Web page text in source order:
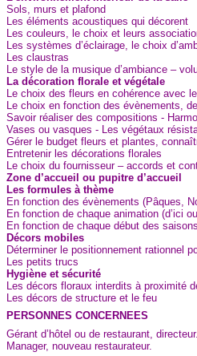
Sols, murs et plafond
Les éléments acoustiques qui décorent
Les couleurs, le choix et leurs
Les systèmes d’éclairage, le choix
Les claustras
Le style de la musique d’ambiance –
La décoration florale et végétale
Le choix des fleurs en cohérence avec
Le choix en fonction des évènements,
Savoir réaliser des compositions -
Vases ou vasques - Les végétaux
Gérer le budget fleurs et plantes,
Entretenir les décorations florales
Le choix du fournisseur – accords et
Zone d’accueil ou pupitre d’accueil
Les formules à thème
En fonction des évènements (Pâques,
En fonction de chaque animation (d’ici
En fonction de chaque début des saisons
Décors mobiles
Déterminer le positionnement rationnel
Les petits trucs
Hygiène et sécurité
Les décors floraux interdits à proximité
Les décors de structure et le feu
PERSONNES CONCERNEES
Gérant d’hôtel ou de restaurant, directeur.
Manager, nouveau restaurateur.